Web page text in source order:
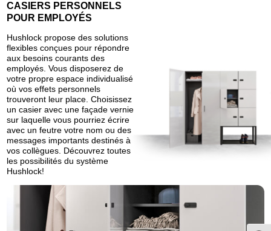
CASIERS PERSONNELS
POUR EMPLOYÉS
Hushlock propose des solutions
flexibles conçues pour répondre
aux besoins courants des
employés. Vous disposerez de
votre propre espace individualisé
où vos effets personnels
trouveront leur place. Choisissez
un casier avec une façade vernie
sur laquelle vous pourriez écrire
avec un feutre votre nom ou des
messages importants destinés à
vos collègues. Découvrez toutes
les possibilités du système
Hushlock!